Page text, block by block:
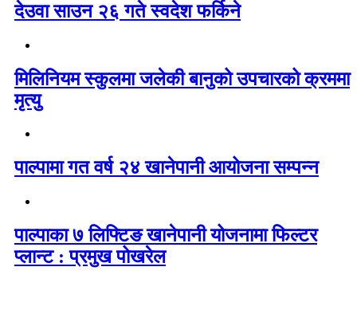
देउवा साउन २६ गते स्वदेश फर्किने
मिलिनियम स्कुलमा जलेकी बानुको उपचारको क्रममा
मृत्यु
पाल्पामा गत वर्ष २४ खानेपानी आयोजना सम्पन्न
पाल्पाका ७ लिफ्टिङ खानेपानी योजनामा फिल्टर
प्लान्ट : प्रमुख पोखरेल